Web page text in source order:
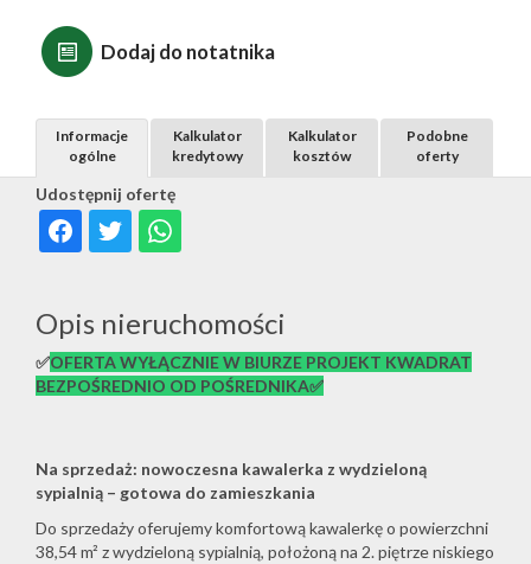
Dodaj do notatnika
Udostępnij ofertę
Informacje
ogólne
Kalkulator
kredytowy
Kalkulator
kosztów
Podobne
oferty
Opis nieruchomości
✅OFERTA WYŁĄCZNIE W BIURZE PROJEKT KWADRAT
BEZPOŚREDNIO OD POŚREDNIKA✅
Na sprzedaż: nowoczesna kawalerka z wydzieloną
sypialnią – gotowa do zamieszkania
Do sprzedaży oferujemy komfortową kawalerkę o powierzchni
38,54 m² z wydzieloną sypialnią, położoną na 2. piętrze niskiego